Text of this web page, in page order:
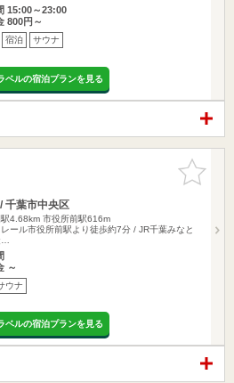
15:00～23:00
800円～
宿泊 サウナ
ベルの宿泊プランを見る
お気に入
りに追加
千葉市中央区
4.68km 市役所前駅616m
ール市役所前駅より徒歩約7分 / JR千葉みなと
～
ウナ
ベルの宿泊プランを見る